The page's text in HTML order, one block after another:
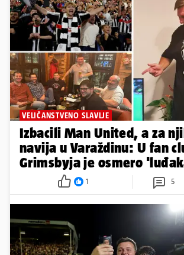
VELIČANSTVENO SLAVLJE
Izbacili Man United, a za
navija u Varaždinu: U fan
Grimsbyja je osmero
1 5